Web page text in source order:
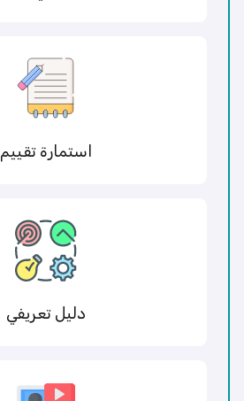
استمارة تقييم
دليل تعريفي